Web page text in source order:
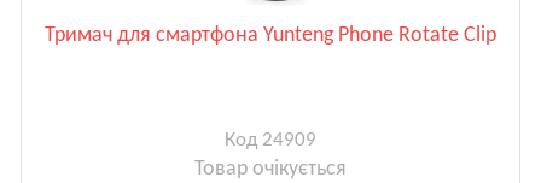
Тримач для смартфона Yunteng Phone Rotate Clip
Код 24909
Товар очікується